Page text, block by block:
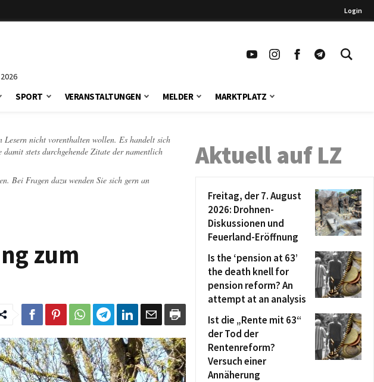
Login
SPORT VERANSTALTUNGEN MELDER MARKTPLATZ
Lesern nicht vorenthalten wollen. Es handelt sich
stets durchgehende Zitate der namentlich
Bei Fragen dazu wenden Sie sich gern an
zum
Aktuell auf LZ
Freitag, der 7. August
2026: Drohnen-
Diskussionen und
Feuerland-Eröffnung
Is the ‘pension at 63’
the death knell for
pension reform? An
attempt at an analysis
Ist die „Rente mit 63“
der Tod der
Rentenreform?
Versuch einer
Annäherung